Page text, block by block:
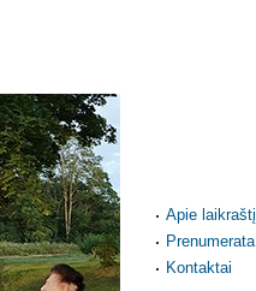
Apie laikraštį
Prenumerata
Kontaktai